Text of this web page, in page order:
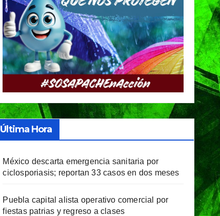
Última Hora
México descarta emergencia sanitaria por
ciclosporiasis; reportan 33 casos en dos meses
Puebla capital alista operativo comercial por
fiestas patrias y regreso a clases